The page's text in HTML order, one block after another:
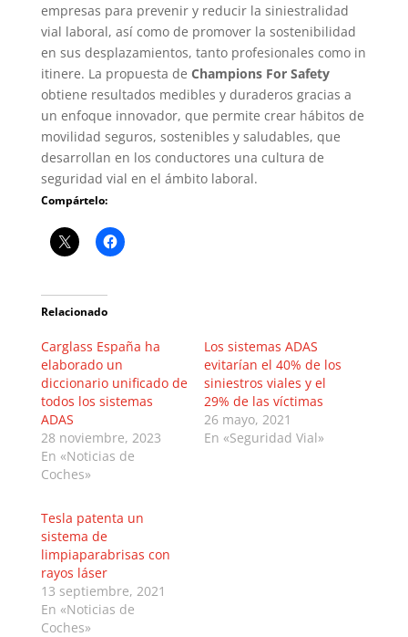
empresas para prevenir y reducir la siniestralidad
vial laboral, así como de promover la sostenibilidad
en sus desplazamientos, tanto profesionales como in
itinere. La propuesta de Champions For Safety
obtiene resultados medibles y duraderos gracias a
un enfoque innovador, que permite crear hábitos de
movilidad seguros, sostenibles y saludables, que
desarrollan en los conductores una cultura de
seguridad vial en el ámbito laboral.
Compártelo:
Relacionado
Carglass España ha
elaborado un
diccionario unificado de
todos los sistemas
ADAS
28 noviembre, 2023
En «Noticias de
Coches»
Los sistemas ADAS
evitarían el 40% de los
siniestros viales y el
29% de las víctimas
26 mayo, 2021
En «Seguridad Vial»
Tesla patenta un
sistema de
limpiaparabrisas con
rayos láser
13 septiembre, 2021
En «Noticias de
Coches»